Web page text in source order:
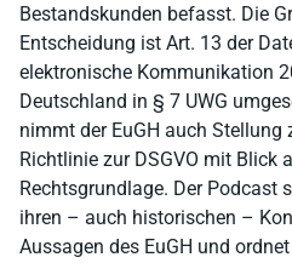
Bestandskunden befasst. Die
Entscheidung ist Art. 13 der
elektronische Kommunikation
Deutschland in § 7 UWG
nimmt der EuGH auch Stellung
Richtlinie zur DSGVO mit Blick
Rechtsgrundlage. Der Podcast
ihren – auch historischen –
Aussagen des EuGH und